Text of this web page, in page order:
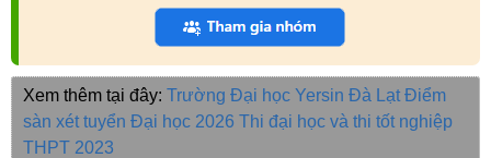
Xem thêm tại đây: Trường Đại học Yersin Đà Lạt Điểm
sàn xét tuyển Đại học 2026 Thi đại học và thi tốt nghiệp
THPT 2023